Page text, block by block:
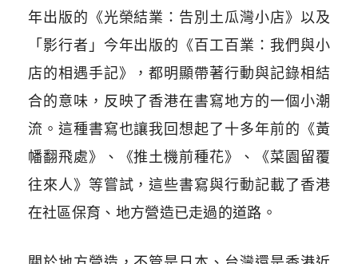
年出版的《光榮結業：告別土瓜灣小店》以及
「影行者」今年出版的《百工百業：我們與小
店的相遇手記》，都明顯帶著行動與記錄相結
合的意味，反映了香港在書寫地方的一個小潮
流。這種書寫也讓我回想起了十多年前的《黃
幡翻飛處》、《推土機前種花》、《菜園留覆
往來人》等嘗試，這些書寫與行動記載了香港
在社區保育、地方營造已走過的道路。